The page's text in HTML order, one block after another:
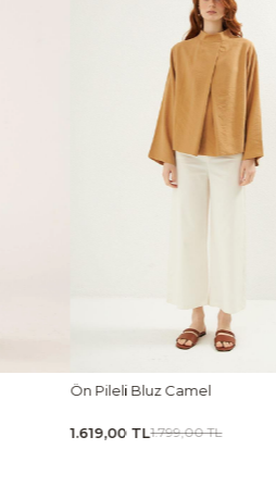
Ön Pileli Bluz Camel
1.619,00 TL1.799,00 TL